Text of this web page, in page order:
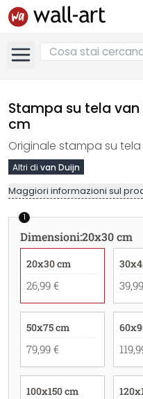
Stampa su tela
cm
Originale stampa su
Altri di van Duijn
Maggiori informazioni sul
1
Dimensioni:20x30 cm
20x30 cm
26,99 €
50x75 cm
79,99 €
100x150 cm